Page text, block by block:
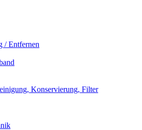
/ Entfernen
Konservierung, Filter